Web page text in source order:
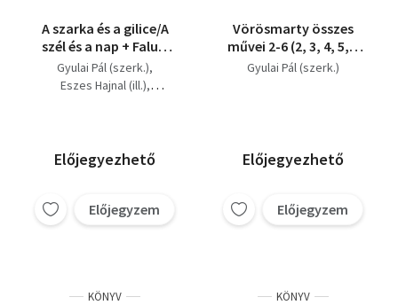
A szarka és a gilice/A
szél és a nap + Falusi
hangverseny + Kikelet
(3 leporelló)
Gyulai Pál (szerk.)
Eszes Hajnal (ill.)
Előjegyezhető
Előjegyzem
Vörösmarty összes
művei 2-6 (2, 3, 4, 5, 6
kötet egyben szép
Gyulai Pál (szerk.)
Előjegyezhető
Előjegyzem
KÖNYV KÖNYV